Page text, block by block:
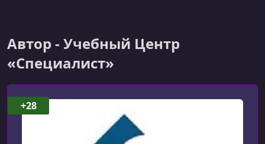
УРОК 7.
Лекция 7
Лекция 8
Автор - Учебный Центр
«Специалист»
+28